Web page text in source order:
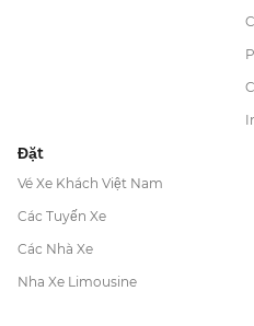
Đặt
Vé Xe Khách Việt Nam
Các Tuyến Xe
Các Nhà Xe
Nha Xe Limousine